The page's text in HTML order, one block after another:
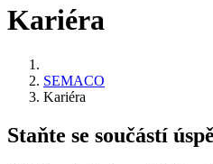
Kariéra
SEMACO
Kariéra
Staňte se součástí